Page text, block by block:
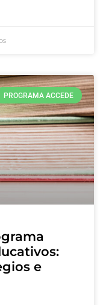
PROGRAMA ACCEDE
e